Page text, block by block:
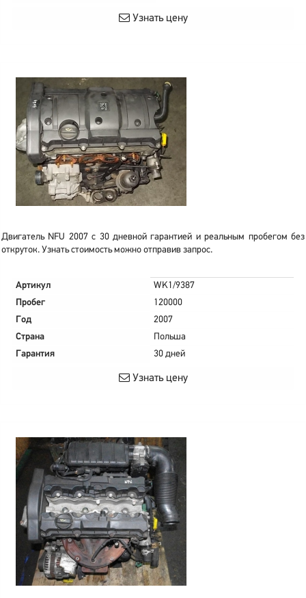
Узнать цену
Двигатель NFU 2007 с 30 дневной гарантией и реальным пробегом без
откруток. Узнать стоимость можно отправив запрос.
Артикул
WK1/9387
Пробег
120000
Год
2007
Страна
Польша
Гарантия
30 дней
Узнать цену